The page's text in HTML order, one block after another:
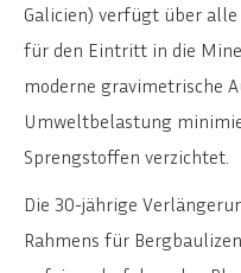
Galicien) verfügt über
für den Eintritt in die
moderne gravimetrische
Umweltbelastung
Sprengstoffen verzichtet.
Die 30-jährige
Rahmens für